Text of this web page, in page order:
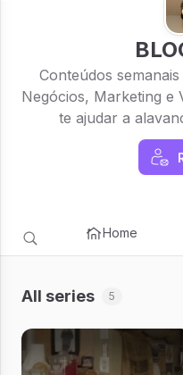
Conteúdos
Negócios, Marketing e
te ajudar a
Home
All series 5